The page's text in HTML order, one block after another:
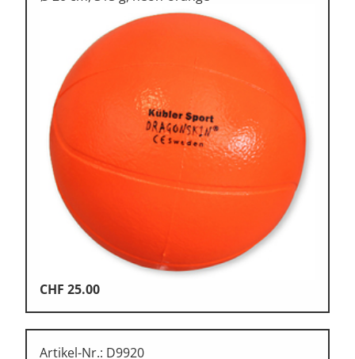
Fitness • Funktional Training
Fussball • Handballtore
Hockey • Tchouk • Funball
Kampfsport
Klettern & Bouldern
Leichtathletik
Objekteinrichtungen
Spielgeräte • Psychomotorik
Technische Dokumentation
CHF 25.00
Artikel-Nr.: D9920